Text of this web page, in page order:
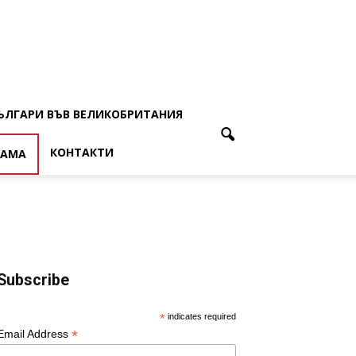
ВЪВ ВЕЛИКОБРИТАНИЯ
КОНТАКТИ
* indicates required
Address *